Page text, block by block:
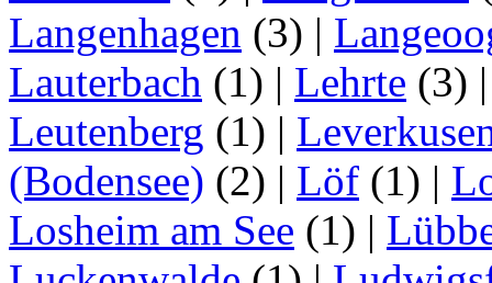
Langenhagen (3) |
Lauterbach (1) | Lehrte (3)
Leutenberg (1) |
(Bodensee) (2) | Löf (1) |
Losheim am See (1) |